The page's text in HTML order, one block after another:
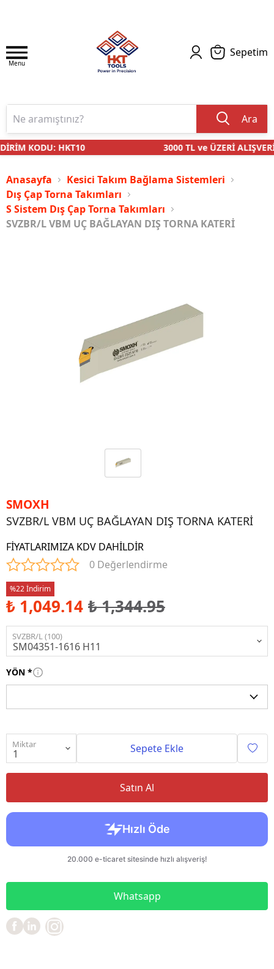
Menu
Sepetim
Ara
KODU: HKT10 3000 TL ve ÜZERİ
Anasayfa
Kesici Takım Bağlama Sistemleri
Dış Çap Torna Takımları
S Sistem Dış Çap Torna Takımları
SVZBR/L VBM UÇ BAĞLAYAN DIŞ TORNA KATERİ
SMOXH
SVZBR/L VBM UÇ BAĞLAYAN DIŞ TORNA KATERİ
FİYATLARIMIZA KDV DAHİLDİR
0 Değerlendirme
%22 İndirim
₺ 1,049.14 ₺ 1,344.95
SVZBR/L (100)
YÖN *
Miktar Sepete Ekle
Satın Al
Whatsapp